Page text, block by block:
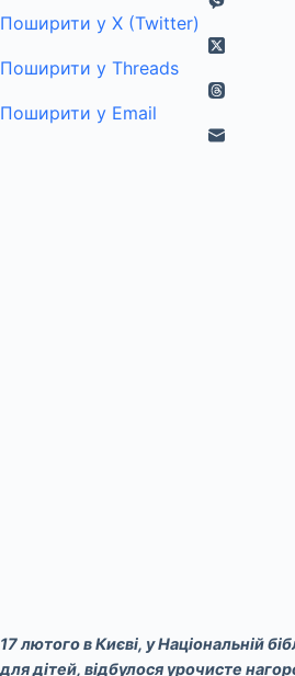
Поширити у X (Twitter)
Поширити у Threads
Поширити у Email
17 лютого в Києві, у Національній
для дітей, відбулося урочисте